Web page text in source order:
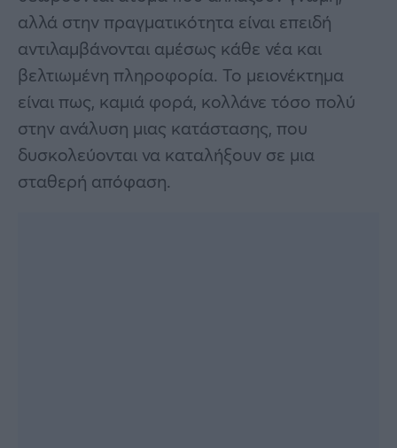
αλλά στην πραγματικότητα είναι επειδή
αντιλαμβάνονται αμέσως κάθε νέα και
βελτιωμένη πληροφορία. Το μειονέκτημα
είναι πως, καμιά φορά, κολλάνε τόσο πολύ
στην ανάλυση μιας κατάστασης, που
δυσκολεύονται να καταλήξουν σε μια
σταθερή απόφαση.